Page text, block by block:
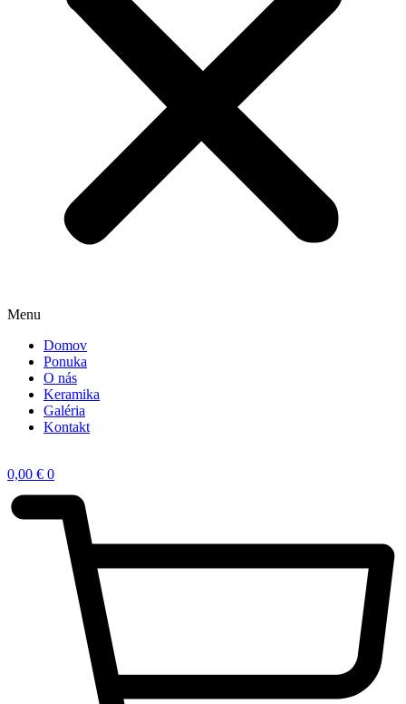
Menu
Domov
Ponuka
O nás
Keramika
Galéria
Kontakt
0,00 € 0